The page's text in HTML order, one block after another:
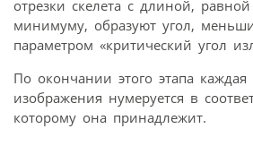
отрезки скелета с длиной,
минимуму, образуют угол,
параметром «критический угол
По окончании этого этапа каждая
изображения нумеруется в
которому она принадлежит.